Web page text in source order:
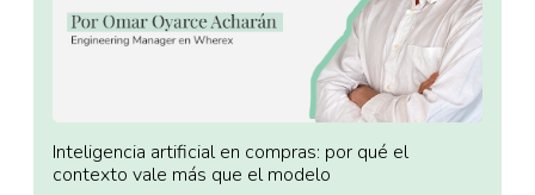
Inteligencia artificial en compras: por qué el
contexto vale más que el modelo